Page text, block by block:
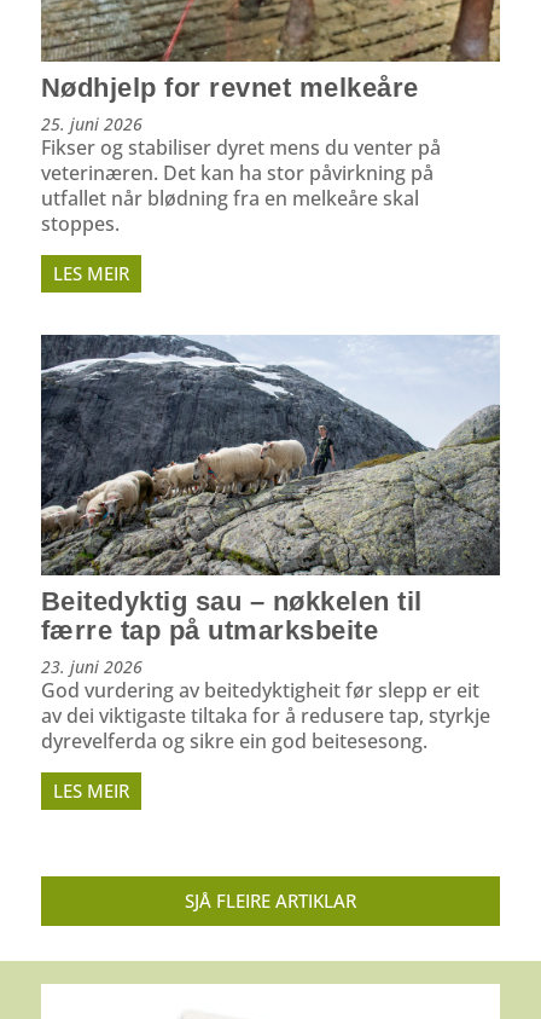
Nødhjelp for revnet melkeåre
25. juni 2026
Fikser og stabiliser dyret mens du venter på
veterinæren. Det kan ha stor påvirkning på
utfallet når blødning fra en melkeåre skal
stoppes.
LES MEIR
Beitedyktig sau – nøkkelen til
færre tap på utmarksbeite
23. juni 2026
God vurdering av beitedyktigheit før slepp er eit
av dei viktigaste tiltaka for å redusere tap, styrkje
dyrevelferda og sikre ein god beitesesong.
LES MEIR
SJÅ FLEIRE ARTIKLAR